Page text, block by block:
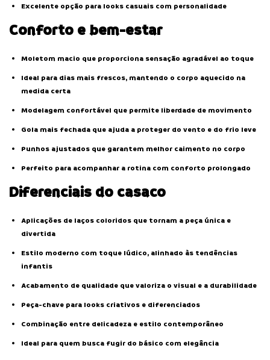
Excelente opção para looks casuais com personalidade
Conforto e bem-estar
Moletom macio que proporciona sensação agradável ao toque
Ideal para dias mais frescos, mantendo o corpo aquecido na
medida certa
Modelagem confortável que permite liberdade de movimento
Gola mais fechada que ajuda a proteger do vento e do frio leve
Punhos ajustados que garantem melhor caimento no corpo
Perfeito para acompanhar a rotina com conforto prolongado
Diferenciais do casaco
Aplicações de laços coloridos que tornam a peça única e
divertida
Estilo moderno com toque lúdico, alinhado às tendências
infantis
Acabamento de qualidade que valoriza o visual e a durabilidade
Peça-chave para looks criativos e diferenciados
Combinação entre delicadeza e estilo contemporâneo
Ideal para quem busca fugir do básico com elegância